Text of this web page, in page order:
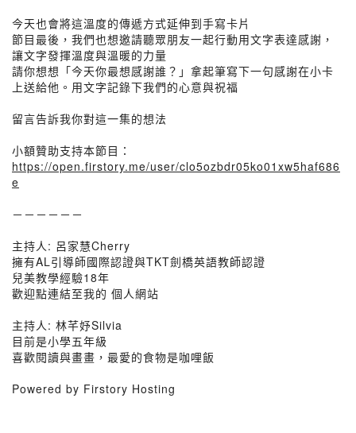
今天也會將這溫度的傳遞方式延伸到手寫卡片
節目最後，我們也想邀請聽眾朋友一起行動用文字表達感謝，
讓文字發揮溫度與溫暖的力量
請你想想「今天你最想感謝誰？」拿起筆寫下一句感謝在小卡
上送給他。用文字記錄下我們的心意與祝福
留言告訴我你對這一集的想法
小額贊助支持本節目：
https://open.firstory.me/user/clo5ozbdr05ko01xw5haf686
e
－－－－－－
主持人: 呂家慧Cherry
擁有AL引導師國際認證與TKT劍橋英語教師認證
兒美教學經驗18年
歡迎點連結至我的 個人網站
主持人: 林芊妤Silvia
目前是小學五年級
喜歡閱讀與畫畫，最愛的食物是咖哩飯
Powered by Firstory Hosting